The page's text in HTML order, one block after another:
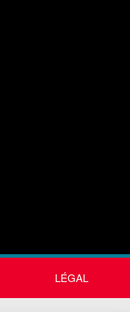
LÉGAL